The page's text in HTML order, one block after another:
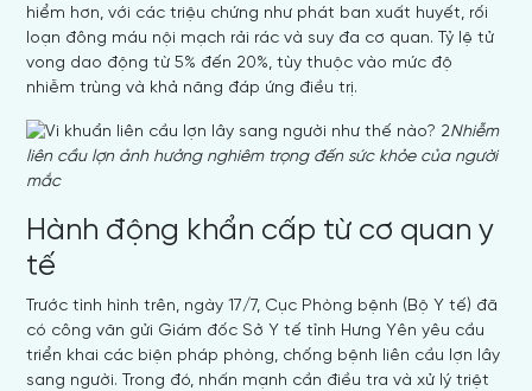
hiểm hơn, với các triệu chứng như phát ban xuất huyết, rối
loạn đông máu nội mạch rải rác và suy đa cơ quan. Tỷ lệ tử
vong dao động từ 5% đến 20%, tùy thuộc vào mức độ
nhiễm trùng và khả năng đáp ứng điều trị.
Nhiễm
liên cầu lợn ảnh hưởng nghiêm trọng đến sức khỏe của người
mắc
Hành động khẩn cấp từ cơ quan y
tế
Trước tình hình trên, ngày 17/7, Cục Phòng bệnh (Bộ Y tế) đã
có công văn gửi Giám đốc Sở Y tế tỉnh Hưng Yên yêu cầu
triển khai các biện pháp phòng, chống bệnh liên cầu lợn lây
sang người. Trong đó, nhấn mạnh cần điều tra và xử lý triệt